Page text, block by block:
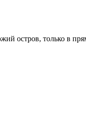
остров, только в